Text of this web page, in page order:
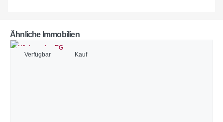
Ähnliche Immobilien
Verfügbar Kauf